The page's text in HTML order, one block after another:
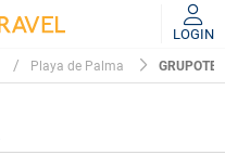
LOGIN
Playa de Palma